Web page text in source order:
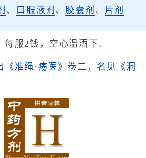
、 口服液剂 、 胶囊剂 、 片剂
每服2钱，空心温酒下。
《准绳·疡医》卷二，名见《洞